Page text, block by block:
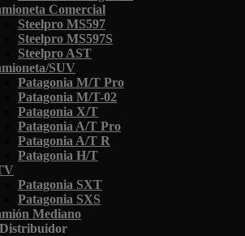
Comercial
Steelpro MS597
Steelpro MS597S
Steelpro AST
SUV
Patagonia M/T Pro
Patagonia M/T-02
Patagonia X/T
Patagonia A/T Pro
Patagonia A/T R
Patagonia H/T
Patagonia SXT
Patagonia SXS
Mediano